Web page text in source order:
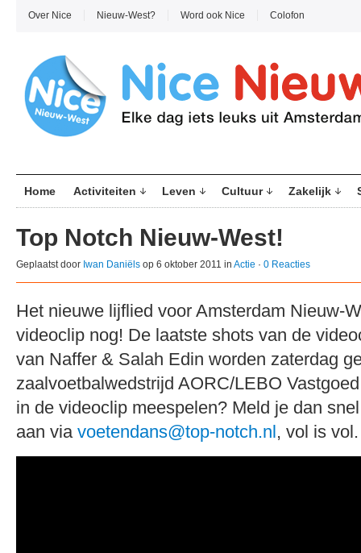
Over Nice Nieuw-West? Word ook Nice Colofon
Home Activiteiten Leven Cultuur Zakelijk
Top Notch Nieuw-West!
Geplaatst door Iwan Daniëls op 6 oktober 2011 in Actie · 0 Reacties
Het nieuwe lijflied voor Amsterdam Nieuw-
videoclip nog! De laatste shots van de
van Naffer & Salah Edin worden zaterdag
zaalvoetbalwedstrijd AORC/LEBO
in de videoclip meespelen? Meld je dan snel
aan via voetendans@top-notch.nl, vol is vol.